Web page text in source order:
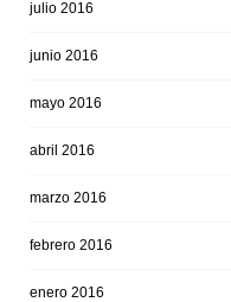
julio 2016
junio 2016
mayo 2016
abril 2016
marzo 2016
febrero 2016
enero 2016